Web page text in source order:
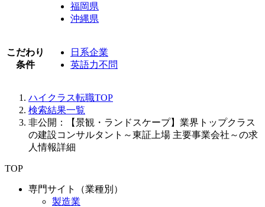
福岡県
沖縄県
こだわり
条件
日系企業
英語力不問
ハイクラス転職TOP
検索結果一覧
非公開：【景観・ランドスケープ】業界トップクラス
の建設コンサルタント～東証上場 主要事業会社～の求
人情報詳細
TOP
専門サイト（業種別）
製造業